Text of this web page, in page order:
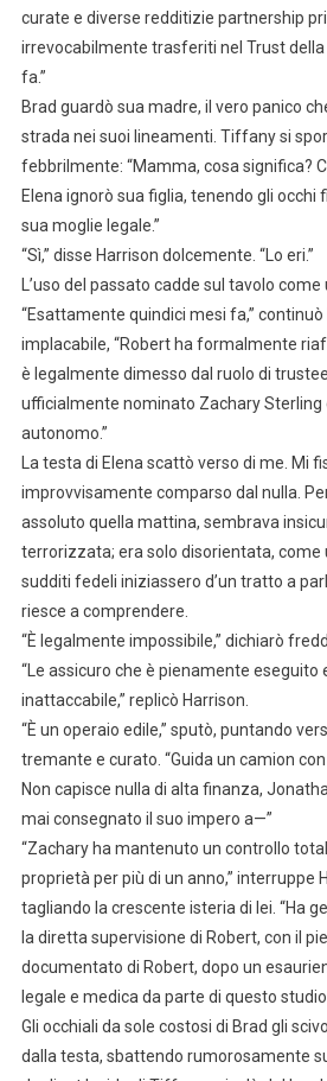
curate e diverse redditizie partnership
irrevocabilmente trasferiti nel Trust della
fa.”
Brad guardò sua madre, il vero panico
strada nei suoi lineamenti. Tiffany si
febbrilmente: “Mamma, cosa significa?
Elena ignorò sua figlia, tenendo gli occhi
sua moglie legale.”
“Sì,” disse Harrison dolcemente. “Lo eri.”
L’uso del passato cadde sul tavolo come
“Esattamente quindici mesi fa,” continuò
implacabile, “Robert ha formalmente
è legalmente dimesso dal ruolo di
ufficialmente nominato Zachary Sterling
autonomo.”
La testa di Elena scattò verso di me. Mi
improvvisamente comparso dal nulla.
assoluto quella mattina, sembrava
terrorizzata; era solo disorientata, come
sudditi fedeli iniziassero d’un tratto a
riesce a comprendere.
“È legalmente impossibile,” dichiarò
“Le assicuro che è pienamente eseguito
inattaccabile,” replicò Harrison.
“È un operaio edile,” sputò, puntando
tremante e curato. “Guida un camion
Non capisce nulla di alta finanza,
mai consegnato il suo impero a—”
“Zachary ha mantenuto un controllo
proprietà per più di un anno,” interruppe
tagliando la crescente isteria di lei. “Ha
la diretta supervisione di Robert, con il
documentato di Robert, dopo un
legale e medica da parte di questo
Gli occhiali da sole costosi di Brad gli
dalla testa, sbattendo rumorosamente